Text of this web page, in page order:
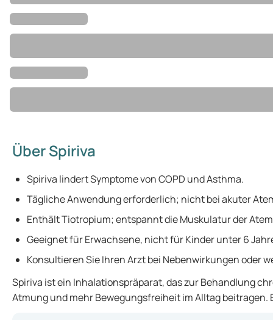
Über Spiriva
Spiriva lindert Symptome von COPD und Asthma.
Tägliche Anwendung erforderlich; nicht bei akuter
Enthält Tiotropium; entspannt die Muskulatur der
Geeignet für Erwachsene, nicht für Kinder unter 6
Konsultieren Sie Ihren Arzt bei Nebenwirkungen oder
Spiriva ist ein Inhalationspräparat, das zur Behandlung
Atmung und mehr Bewegungsfreiheit im Alltag